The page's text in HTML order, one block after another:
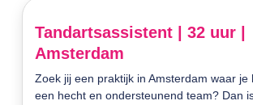
Tandartsassistent | 32 uur |
Amsterdam
Zoek jij een praktijk in Amsterdam waar je
een hecht en ondersteunend team? Dan